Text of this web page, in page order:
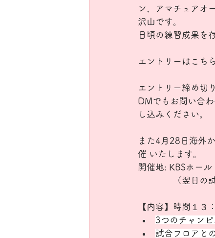
ン、アマチュアオ
沢山です。
日頃の練習成果を
エントリーはこち
エントリー締め切
DMでもお問い合
し込みください。
また4月28日海外
催 いたします。
開催地: KBSホー
（翌日の試合
【内容】時間１３
3つのチャン
試合フロアと